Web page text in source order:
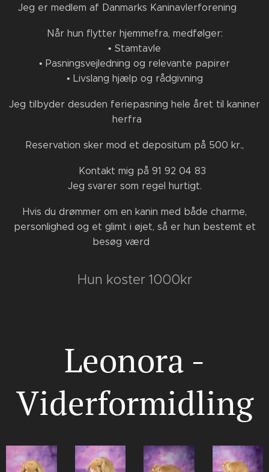
Jeg er medlem af Danmarks Kaninavlerforening 🐇
Når hun flytter hjemmefra, medfølger:
• Stamtavle
• Pasningsvejledning og relevante papirer
• Livslang hjælp og rådgivning
Jeg tilbyder desuden feriepasning hele året til kaniner
herfra 🌿
Reservation sker mod et depositum på 500 kr.,
📩 Kontakt mig på 91 92 04 83
Jeg svarer som regel hurtigt.
Hvis du drømmer om en kanin med både charme,
personlighed og et glimt i øjet, så er hun bestemt et
besøg værd 🖤🐰
Hun koster 1000kr
Leonora -
Viderformidling